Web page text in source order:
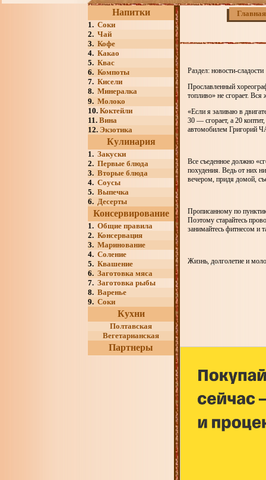
Напитки
1. Соки
2. Чай
3. Кофе
4. Какао
5. Квас
6. Компоты
7. Кисели
8. Минералка
9. Молоко
10. Коктейли
11. Вина
12. Экзотика
Кулинария
1. Закуски
2. Первые блюда
3. Вторые блюда
4. Соусы
5. Выпечка
6. Десерты
Консервирование
1. Общие правила
2. Консервация
3. Маринование
4. Соление
5. Квашение
6. Заготовка мяса
7. Заготовка рыбы
8. Варенье
9. Соки
Кухни
Полтавская
Вегетарианская
Партнеры
Главная
Раздел: новости-сладости
Прославленный
топливо» не сгорает.
«Если я заливаю в
30 — сгорает, а 20
автомобилем Григорий
Все съеденное должно
похудения. Ведь от них
вечером, придя домой,
Прописанному по
Поэтому старайтесь
занимайтесь фитнесом и
Жизнь, долголетие и